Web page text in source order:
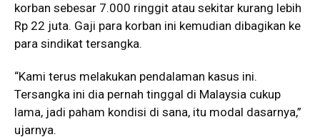
korban sebesar 7.000 ringgit atau sekitar kurang lebih
Rp 22 juta. Gaji para korban ini kemudian dibagikan ke
para sindikat tersangka.
“Kami terus melakukan pendalaman kasus ini.
Tersangka ini dia pernah tinggal di Malaysia cukup
lama, jadi paham kondisi di sana, itu modal dasarnya,”
ujarnya.